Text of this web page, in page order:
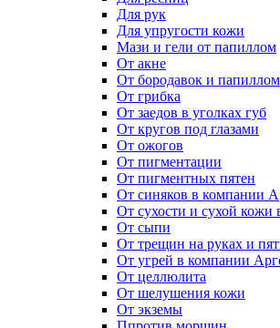
Для рук
Для упругости кожи
Мази и гели от папиллом
От акне
От бородавок и папиллом
От грибка
От заедов в уголках губ
От кругов под глазами
От ожогов
От пигментации
От пигментных пятен
От синяков в компании
От сухости и сухой кожи
От сыпи
От трещин на руках и
От угрей в компании
От целлюлита
От шелушения кожи
От экземы